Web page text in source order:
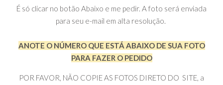
É só clicar no botão Abaixo e me pedir. A foto será enviada
para seu e-mail em alta resolução.
ANOTE O NÚMERO QUE ESTÁ ABAIXO DE SUA FOTO
PARA FAZER O PEDIDO
POR FAVOR, NÃO COPIE AS FOTOS DIRETO DO SITE, a